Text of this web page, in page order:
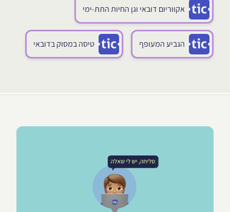
אקווריום דובאי וגן החיות התת-ימי
הגביע המעופף טיסה במסוק בדובאי